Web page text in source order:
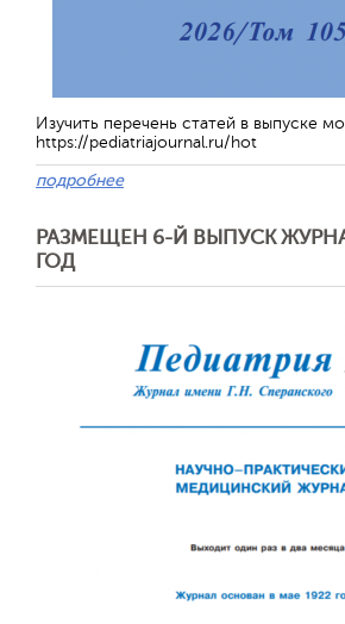
Изучить перечень статей в выпуске
https://pediatriajournal.ru/hot
подробнее
РАЗМЕЩЕН 6-Й ВЫПУСК
ГОД